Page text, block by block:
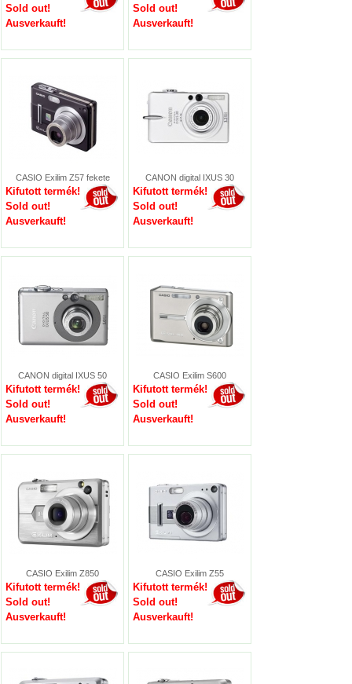
Sold out!
Ausverkauft!
Sold out!
Ausverkauft!
CASIO Exilim Z57 fekete
Kifutott termék!
Sold out!
Ausverkauft!
CANON digital IXUS 30
Kifutott termék!
Sold out!
Ausverkauft!
CANON digital IXUS 50
Kifutott termék!
Sold out!
Ausverkauft!
CASIO Exilim S600
Kifutott termék!
Sold out!
Ausverkauft!
CASIO Exilim Z850
Kifutott termék!
Sold out!
Ausverkauft!
CASIO Exilim Z55
Kifutott termék!
Sold out!
Ausverkauft!